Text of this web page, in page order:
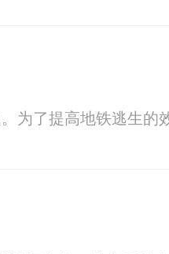
为了提高地铁逃生